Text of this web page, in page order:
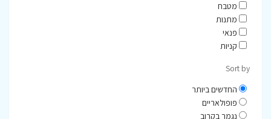
מטבח
מתנות
פנאי
קניות
Sort by
החדשים ביותר
פופולאריים
נגמר בקרוב